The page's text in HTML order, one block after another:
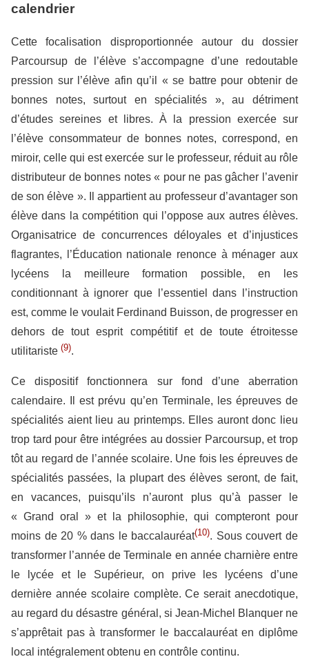
calendrier
Cette focalisation disproportionnée autour du dossier
Parcoursup de l’élève s’accompagne d’une redoutable
pression sur l’élève afin qu’il « se battre pour obtenir de
bonnes notes, surtout en spécialités », au détriment
d’études sereines et libres. À la pression exercée sur
l’élève consommateur de bonnes notes, correspond, en
miroir, celle qui est exercée sur le professeur, réduit au rôle
distributeur de bonnes notes « pour ne pas gâcher l’avenir
de son élève ». Il appartient au professeur d’avantager son
élève dans la compétition qui l’oppose aux autres élèves.
Organisatrice de concurrences déloyales et d’injustices
flagrantes, l’Éducation nationale renonce à ménager aux
lycéens la meilleure formation possible, en les
conditionnant à ignorer que l’essentiel dans l’instruction
est, comme le voulait Ferdinand Buisson, de progresser en
dehors de tout esprit compétitif et de toute étroitesse
utilitariste (9).
Ce dispositif fonctionnera sur fond d’une aberration
calendaire. Il est prévu qu’en Terminale, les épreuves de
spécialités aient lieu au printemps. Elles auront donc lieu
trop tard pour être intégrées au dossier Parcoursup, et trop
tôt au regard de l’année scolaire. Une fois les épreuves de
spécialités passées, la plupart des élèves seront, de fait,
en vacances, puisqu’ils n’auront plus qu’à passer le
« Grand oral » et la philosophie, qui compteront pour
moins de 20 % dans le baccalauréat(10). Sous couvert de
transformer l’année de Terminale en année charnière entre
le lycée et le Supérieur, on prive les lycéens d’une
dernière année scolaire complète. Ce serait anecdotique,
au regard du désastre général, si Jean-Michel Blanquer ne
s’apprêtait pas à transformer le baccalauréat en diplôme
local intégralement obtenu en contrôle continu.